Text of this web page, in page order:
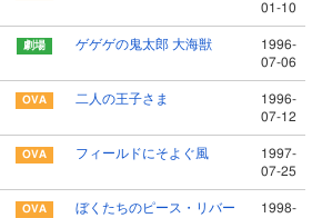
01-10
ゲゲゲの鬼太郎 大海獣
1996-
07-06
二人の王子さま
1996-
07-12
フィールドにそよぐ風
1997-
07-25
ぼくたちのピース・リバー
1998-